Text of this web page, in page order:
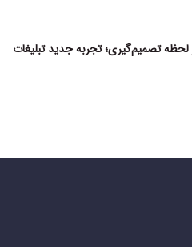
تصمیم‌گیری؛ تجربه جدید تبلیغات